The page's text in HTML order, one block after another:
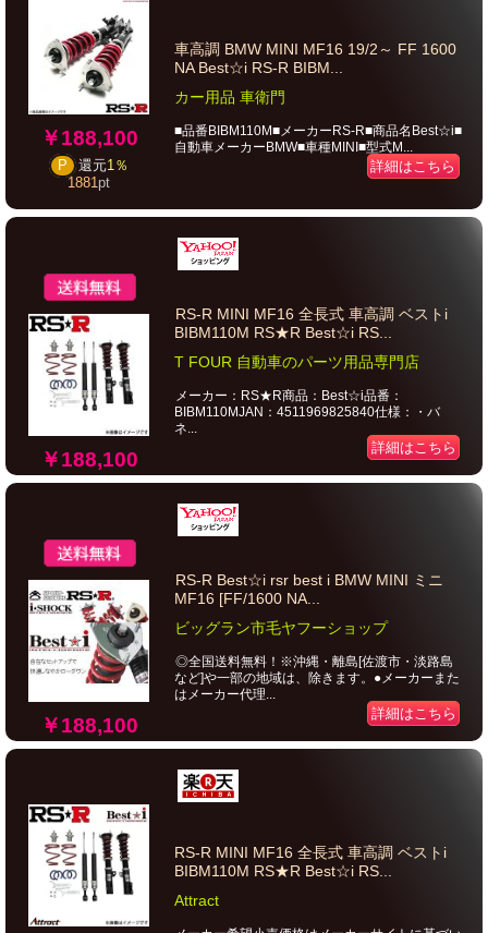
￥188,100
P 還元1％
1881 pt
車高調 BMW MINI MF16 19/2～ FF 1600
NA Best☆i RS-R BIBM...
カー用品 車衛門
■品番BIBM110M■メーカーRS-R■商品名Best☆i■
自動車メーカーBMW■車種MINI■型式M...
詳細はこちら
￥188,100
RS-R MINI MF16 全長式 車高調 ベストi
BIBM110M RS★R Best☆i RS...
T FOUR 自動車のパーツ用品専門店
メーカー：RS★R商品：Best☆i品番：
BIBM110MJAN：4511969825840仕様：・バ
ネ...
詳細はこちら
￥188,100
RS-R Best☆i rsr best i BMW MINI ミニ
MF16 [FF/1600 NA...
ビッグラン市毛ヤフーショップ
◎全国送料無料！※沖縄・離島[佐渡市・淡路島
など]や一部の地域は、除きます。●メーカーまた
はメーカー代理...
詳細はこちら
RS-R MINI MF16 全長式 車高調 ベストi
BIBM110M RS★R Best☆i RS...
Attract